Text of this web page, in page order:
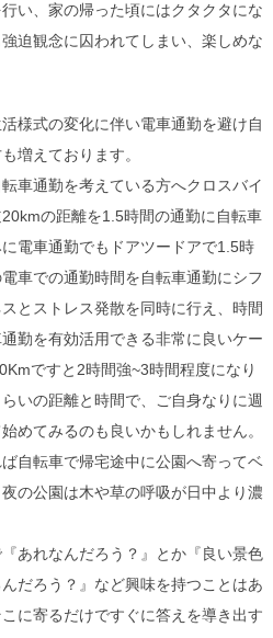
い、家の帰った頃にはクタクタにな
迫観念に囚われてしまい、楽しめな
様式の変化に伴い電車通勤を避け自
増えております。
車通勤を考えている方へクロスバイ
の距離を1.5時間の通勤に自転車
電車通勤でもドアツードアで1.5時
車での通勤時間を自転車通勤にシフ
とストレス発散を同時に行え、時間
勤を有効活用できる非常に良いケー
ですと2時間強~3時間程度になり
いの距離と時間で、ご自身なりに週
めてみるのも良いかもしれません。
自転車で帰宅途中に公園へ寄ってベ
の公園は木や草の呼吸が日中より濃
あれなんだろう？』とか『良い景色
だろう？』など興味を持つことはあ
に寄るだけですぐに答えを導き出す